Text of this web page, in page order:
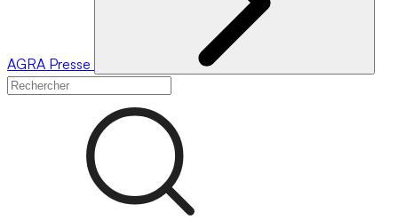
AGRA Presse